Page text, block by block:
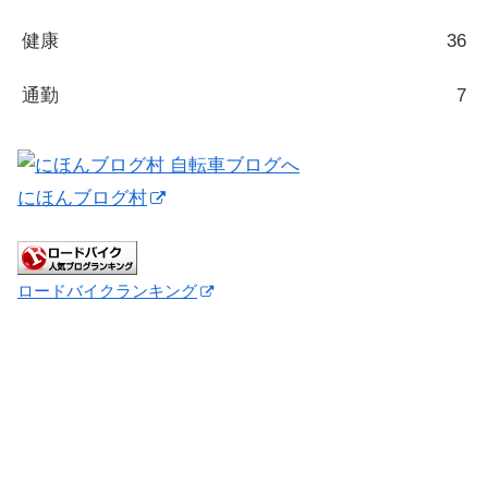
健康 36
通勤 7
にほんブログ村
ロードバイクランキング